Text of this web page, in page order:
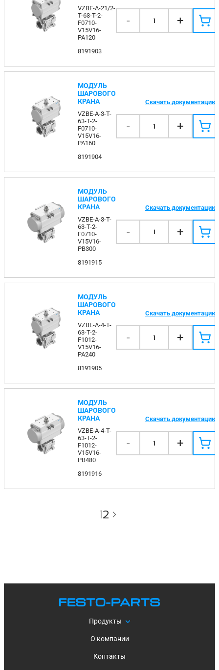
VZBE-A-21/2-
T-63-T-2-
F0710-
V15V16-
PA120
8191903
- 1 +
МОДУЛЬ
ШАРОВОГО
КРАНА
VZBE-A-3-T-
63-T-2-
F0710-
V15V16-
PA160
8191904
Скачать документацию
- 1 +
МОДУЛЬ
ШАРОВОГО
КРАНА
VZBE-A-3-T-
63-T-2-
F0710-
V15V16-
PB300
8191915
Скачать документацию
- 1 +
МОДУЛЬ
ШАРОВОГО
КРАНА
VZBE-A-4-T-
63-T-2-
F1012-
V15V16-
PA240
8191905
Скачать документацию
- 1 +
МОДУЛЬ
ШАРОВОГО
КРАНА
VZBE-A-4-T-
63-T-2-
F1012-
V15V16-
PB480
8191916
Скачать документацию
- 1 +
12
Продукты
О компании
Контакты